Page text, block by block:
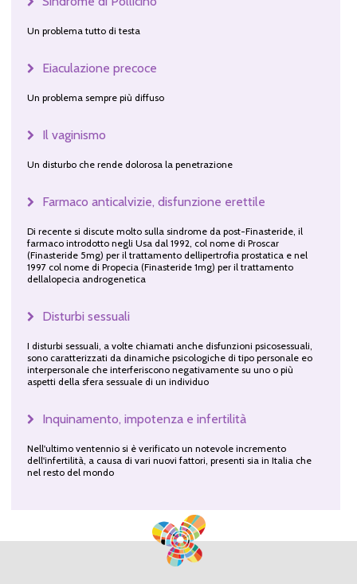
Un problema tutto di testa
Eiaculazione precoce
Un problema sempre più diffuso
Il vaginismo
Un disturbo che rende dolorosa la penetrazione
Farmaco anticalvizie, disfunzione erettile
Di recente si discute molto sulla sindrome da post-Finasteride, il
farmaco introdotto negli Usa dal 1992, col nome di Proscar
(Finasteride 5mg) per il trattamento dellipertrofia prostatica e nel
1997 col nome di Propecia (Finasteride 1mg) per il trattamento
dellalopecia androgenetica
Disturbi sessuali
I disturbi sessuali, a volte chiamati anche disfunzioni psicosessuali,
sono caratterizzati da dinamiche psicologiche di tipo personale eo
interpersonale che interferiscono negativamente su uno o più
aspetti della sfera sessuale di un individuo
Inquinamento, impotenza e infertilità
Nell'ultimo ventennio si è verificato un notevole incremento
dell'infertilità, a causa di vari nuovi fattori, presenti sia in Italia che
nel resto del mondo